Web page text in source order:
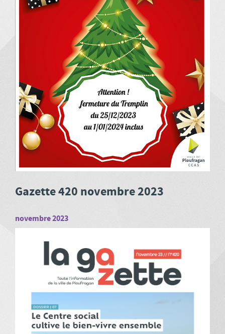
Gazette 420 novembre 2023
novembre 2023